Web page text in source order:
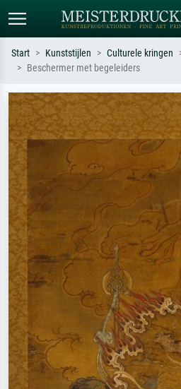
Zoek op kunstenaar, titel of stijl – bijv.
Monet, Sterrennacht, impressionisme,
Hokusai-golf, naakt.
Start Kunststijlen Culturele kringen
Beschermer met begeleiders